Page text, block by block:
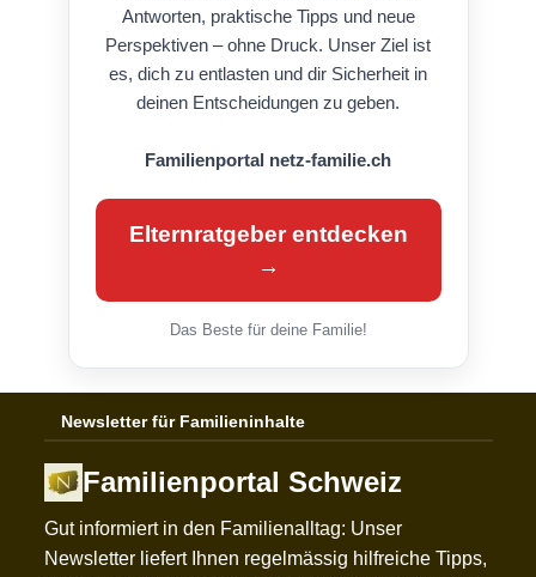
Antworten, praktische Tipps und neue
Perspektiven – ohne Druck. Unser Ziel ist
es, dich zu entlasten und dir Sicherheit in
deinen Entscheidungen zu geben.
Familienportal netz-familie.ch
Elternratgeber entdecken
→
Das Beste für deine Familie!
Newsletter für Familieninhalte
Familienportal Schweiz
Gut informiert in den Familienalltag: Unser
Newsletter liefert Ihnen regelmässig hilfreiche Tipps,